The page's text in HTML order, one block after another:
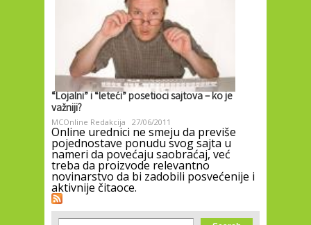
“Lojalni” i “leteći” posetioci sajtova – ko je
važniji?
MCOnline Redakcija 27/06/2011
Online urednici ne smeju da previše
pojednostave ponudu svog sajta u
nameri da povećaju saobraćaj, već
treba da proizvode relevantno
novinarstvo da bi zadobili posvećenije i
aktivnije čitaoce.